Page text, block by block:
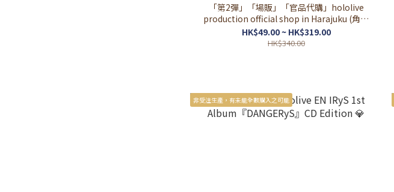
「第2彈」「場販」「官品代購」hololive
production official shop in Harajuku (角巻
わため/ Vestia Zeta/ IRyS)
HK$49.00 ~ HK$319.00
HK$340.00
非受注生產，有未能全數購入之可能